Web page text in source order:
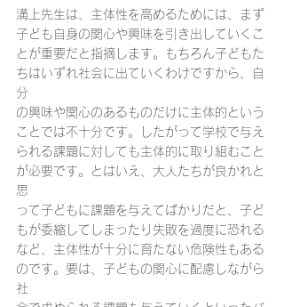
溝上先生は、主体性を高めるためには、まず
子ども自身の関心や興味を引き出していくこ
とが重要だと指摘します。もちろん子どもた
ちはいずれ社会に出ていくわけですから、自
分
の興味や関心のあるものだけに主体的という
ことでは不十分です。したがって学校で与え
られる課題に対しても主体的に取り組むこと
が必要です。とはいえ、大人たちが良かれと
思
って子どもに課題を与えてばかりだと、子ど
もが委縮してしまったり失敗を過度に恐れる
など、主体性が十分に育たない危険性もある
のです。要は、子どもの関心に配慮しながら
社